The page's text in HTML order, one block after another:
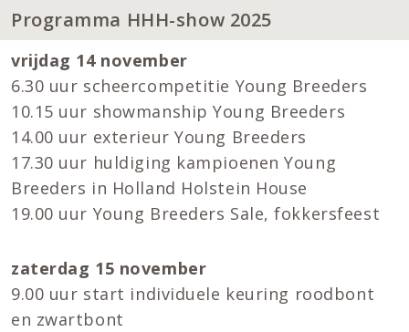
Programma HHH-show 2025
vrijdag 14 november
6.30 uur scheercompetitie Young Breeders
10.15 uur showmanship Young Breeders
14.00 uur exterieur Young Breeders
17.30 uur huldiging kampioenen Young
Breeders in Holland Holstein House
19.00 uur Young Breeders Sale, fokkersfeest
zaterdag 15 november
9.00 uur start individuele keuring roodbont
en zwartbont